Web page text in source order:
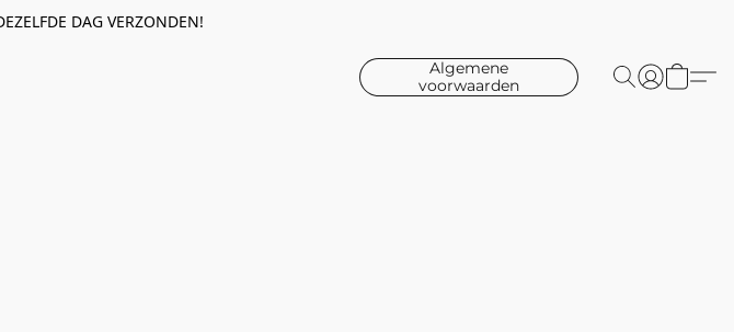
DAG VERZONDEN!
Algemene
voorwaarden